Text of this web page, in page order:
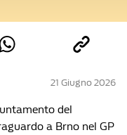
21 Giugno 2026
del
a Brno nel GP